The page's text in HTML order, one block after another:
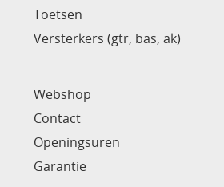
Toetsen
Versterkers (gtr, bas, ak)
Webshop
Contact
Openingsuren
Garantie